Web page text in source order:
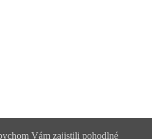
Vám zajistili pohodlné